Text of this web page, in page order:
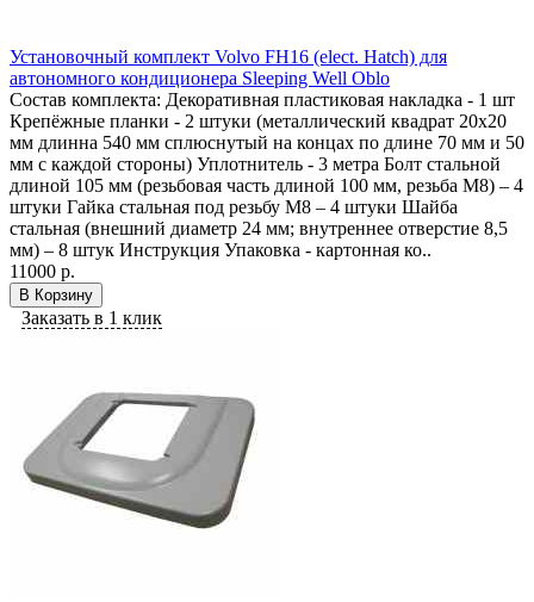
Установочный комплект Volvo FH16 (elect. Hatch) для
автономного кондиционера Sleeping Well Oblo
Состав комплекта: Декоративная пластиковая накладка - 1 шт
Крепёжные планки - 2 штуки (металлический квадрат 20х20
мм длинна 540 мм сплюснутый на концах по длине 70 мм и 50
мм с каждой стороны) Уплотнитель - 3 метра Болт стальной
длиной 105 мм (резьбовая часть длиной 100 мм, резьба М8) – 4
штуки Гайка стальная под резьбу М8 – 4 штуки Шайба
стальная (внешний диаметр 24 мм; внутреннее отверстие 8,5
мм) – 8 штук Инструкция Упаковка - картонная ко..
11000 р.
В Корзину
Заказать в 1 клик